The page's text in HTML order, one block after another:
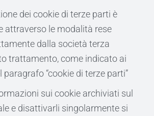
dei cookie di terze parti è
attraverso le modalità rese
dalla società terza
trattamento, come indicato ai
paragrafo “cookie di terze parti”
sui cookie archiviati sul
e disattivarli singolarmente si